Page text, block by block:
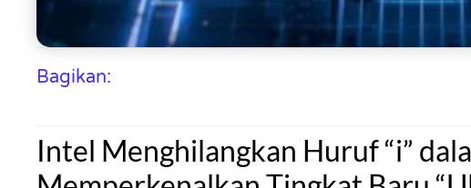
Bagikan:
Intel Menghilangkan Huruf “i”